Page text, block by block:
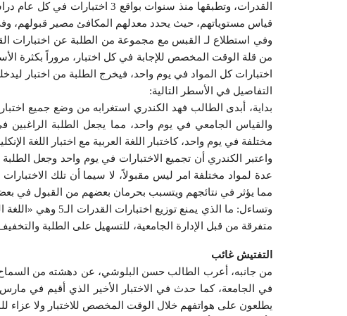
القدرات، وتطبقها منذ سنوات
قياس مستوياتهم، حيث يحدد معدلهم المكافئ مصير قبولهم،
وفي استطلاع لـ القبس مع مجموعة من الطلبة عن اختبارات
اختبارات كل المواد في يوم واحد، فيخرج الطلبة من اختبار
التفاصيل في الأسطر التالية:
بداية، أبدى الطالب فهد الكندري استغرابه من وضع جميع
والقياس الجامعي في يوم واحد، مما يجعل الطلبة
مختلفة في يوم واحد، كاختبار اللغة العربية مع اختبار اللغة
واعتبر الكندري أن تجميع الاختبارات في يوم واحد وجعل
عدة لمواد مختلفة امر ليس مقبولاً، لا سيما أن تلك الاختبارات
مما يؤثر في نتائجهم ويتسبب بحرمان بعضهم من القبول في
وتساءل: ما الذي يمنع
متفرقة من قبل الإدارة الجامعية، للتسهيل على الطلبة
التفتيش غائب
من جانبه، أعرب الطالب حسن البلوشي، عن دهشته من السماح
في الجامعة، كما حدث في الاختبار الأخير الذي أقيم في
يطلعون على هواتفهم خلال الوقت المخصص للاختبار ولا عزاء